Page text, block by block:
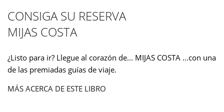
CONSIGA SU RESERVA
MIJAS COSTA
¿Listo para ir? Llegue al corazón de... MIJAS COSTA ...con una
de las premiadas guías de viaje.
MÁS ACERCA DE ESTE LIBRO